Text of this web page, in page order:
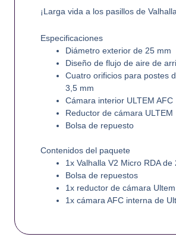
¡Larga vida a los pasillos de
Especificaciones
Diámetro exterior de 25 mm
Diseño de flujo de aire de
Cuatro orificios para postes
3,5 mm
Cámara interior ULTEM AFC
Reductor de cámara ULTEM
Bolsa de repuesto
Contenidos del paquete
1x Valhalla V2 Micro RDA de
Bolsa de repuestos
1x reductor de cámara Ultem
1x cámara AFC interna de